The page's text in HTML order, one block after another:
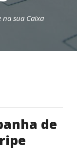
sua Caixa
de